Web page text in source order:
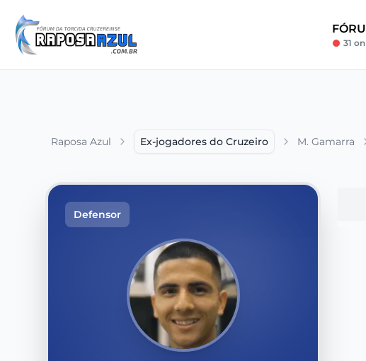
31
Raposa Azul Ex-jogadores do Cruzeiro M. Gamarra
Defensor